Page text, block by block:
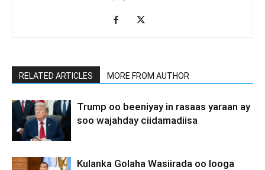
RELATED ARTICLES MORE FROM AUTHOR
Trump oo beeniyay in rasaas yaraan ay
soo wajahday ciidamadiisa
Kulanka Golaha Wasiirada oo looga